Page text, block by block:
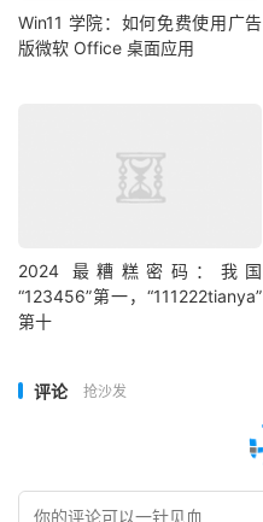
Win11 学院：如何免费使用广告
版微软 Office 桌面应用
2024 最糟糕密码：我国
“123456”第一，“111222tianya”
第十
评论 抢沙发